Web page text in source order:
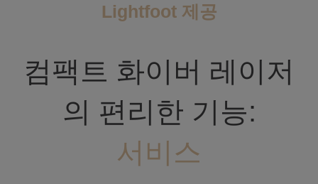
Lightfoot 제공
컴팩트 화이버 레이저
의 편리한 기능:
서비스